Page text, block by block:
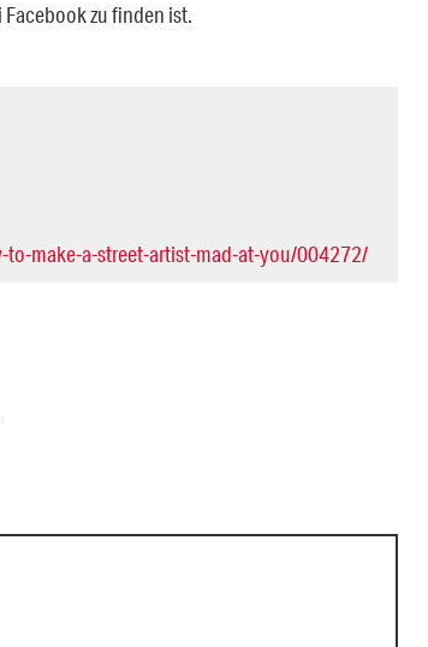
zu finden ist.
make-a-street-artist-mad-at-you/004272/